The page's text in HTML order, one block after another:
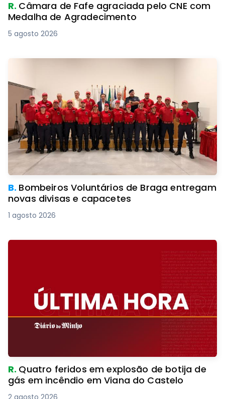
R. Câmara de Fafe agraciada pelo CNE com
Medalha de Agradecimento
5 agosto 2026
B. Bombeiros Voluntários de Braga entregam
novas divisas e capacetes
1 agosto 2026
R. Quatro feridos em explosão de botija de
gás em incêndio em Viana do Castelo
2 agosto 2026